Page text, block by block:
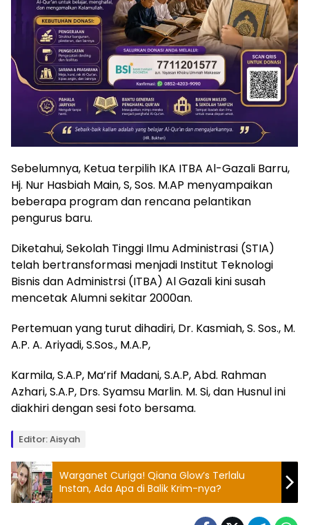
Sebelumnya, Ketua terpilih IKA ITBA Al-Gazali Barru,
Hj. Nur Hasbiah Main, S, Sos. M.AP menyampaikan
beberapa program dan rencana pelantikan
pengurus baru.
Diketahui, Sekolah Tinggi Ilmu Administrasi (STIA)
telah bertransformasi menjadi Institut Teknologi
Bisnis dan Administrsi (ITBA) Al Gazali kini susah
mencetak Alumni sekitar 2000an.
Pertemuan yang turut dihadiri, Dr. Kasmiah, S. Sos., M.
A.P. A. Ariyadi, S.Sos., M.A.P,
Karmila, S.A.P, Ma’rif Madani, S.A.P, Abd. Rahman
Azhari, S.A.P, Drs. Syamsu Marlin. M. Si, dan Husnul ini
diakhiri dengan sesi foto bersama.
Editor: Aisyah
Warganet Curiga! Qiana Glow’s Terlalu
Instan, Ada Apa di Balik Krim-nya?